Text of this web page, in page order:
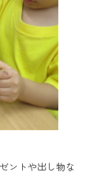
ントや出し物な